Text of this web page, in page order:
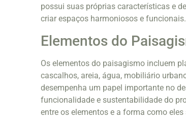
possui suas próprias características e
criar espaços harmoniosos e funcionais.
Elementos do
Os elementos do paisagismo incluem
cascalhos, areia, água, mobiliário
desempenha um papel importante no
funcionalidade e sustentabilidade do
entre os elementos e a forma como